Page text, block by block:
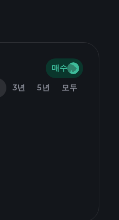
매수
3년 5년 모두